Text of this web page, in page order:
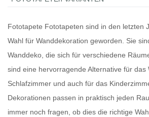
Fototapete Fototapeten sind in den letzten
Wahl für Wanddekoration geworden. Sie
Wanddeko, die sich für verschiedene
sind eine hervorragende Alternative für das
Schlafzimmer und auch für das
Dekorationen passen in praktisch jeden
immer noch fragen, ob dies die richtige